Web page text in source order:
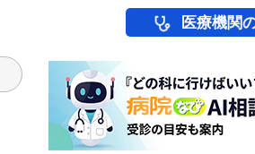
医療機関